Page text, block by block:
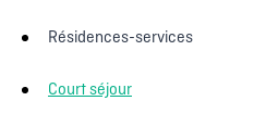
Résidences-services
Court séjour